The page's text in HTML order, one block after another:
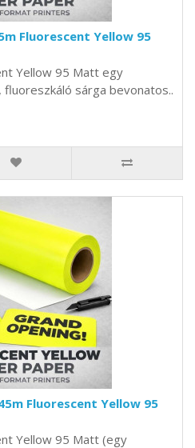
Fluorescent Yellow 95
Yellow 95 Matt egy
sárga bevonatos..
Fluorescent Yellow 95
Yellow 95 Matt (egy